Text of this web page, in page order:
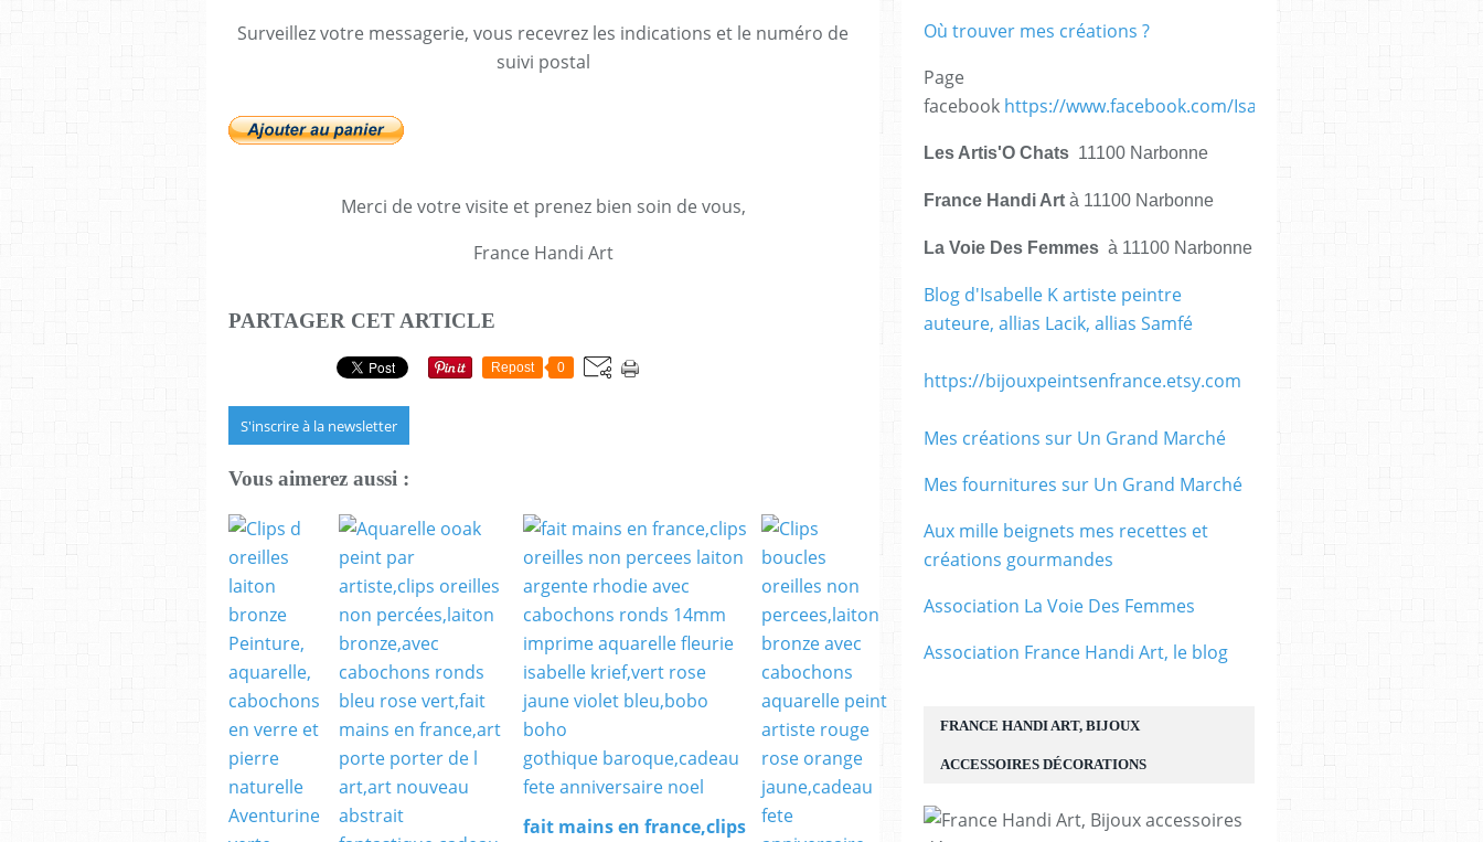
Surveillez votre messagerie, vous recevrez les indications et le numéro de
suivi postal
Merci de votre visite et prenez bien soin de vous,
France Handi Art
PARTAGER CET ARTICLE
Repost 0
S'inscrire à la newsletter
Vous aimerez aussi :
fait mains en france,clips
FRANCE HANDI ART, BIJOUX
ACCESSOIRES DÉCORATIONS
Où trouver mes créations ?
Page
facebook https://www.facebook.com/IsabelleKrief.ArtistePeintre/
Les Artis'O Chats 11100 Narbonne
France Handi Art à 11100 Narbonne
La Voie Des Femmes à 11100 Narbonne
Blog d'Isabelle K artiste peintre
auteure, allias Lacik, allias Samfé
https://bijouxpeintsenfrance.etsy.com
Mes créations sur Un Grand Marché
Mes fournitures sur Un Grand Marché
Aux mille beignets mes recettes et
créations gourmandes
Association La Voie Des Femmes
Association France Handi Art, le blog